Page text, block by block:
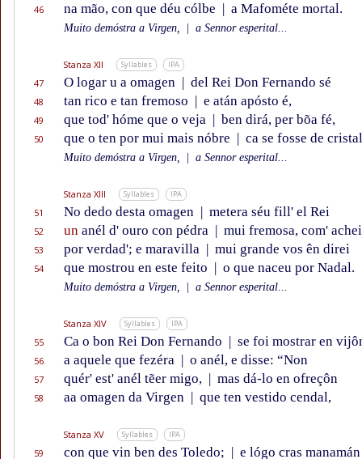
46 na mão, con que déu cólbe | a Mafométe mortal.
Muito demóstra a Virgen, a Sennor esperital...
Stanza XII Syllables IPA
47 O logar u a omagen | del Rei Don Fernando sé
48 tan rico e tan fremoso | e atán apósto é,
49 que tod' hóme que o veja | ben dirá, per bõa fé,
50 que o ten por mui mais nóbre | ca se fosse de
Muito demóstra a Virgen, a Sennor esperital...
Stanza XIII Syllables IPA
51 No dedo desta omagen | metera séu fill' el Rei
52 un anél d' ouro con pédra | mui fremosa, com' achei
53 por verdad'; e maravilla | mui grande vos ên direi
54 que mostrou en este feito | o que naceu por Nadal.
Muito demóstra a Virgen, a Sennor esperital...
Stanza XIV Syllables IPA
55 Ca o bon Rei Don Fernando | se foi mostrar en
56 a aquele que fezéra | o anél, e disse: “Non
57 quér' est' anél tẽer migo, | mas dá-lo en ofreçôn
58 aa omagen da Virgen | que ten vestido cendal,
Stanza XV Syllables IPA
59 con que vin ben des Toledo; | e lógo cras manamán